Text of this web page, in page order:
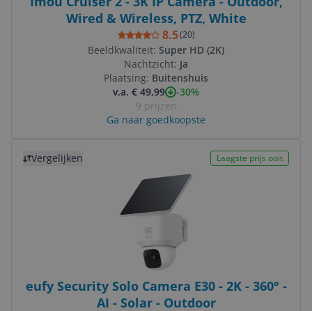
Wired & Wireless, PTZ, White
8.5(20)
Beeldkwaliteit: Super HD (2K)
Nachtzicht: Ja
Plaatsing: Buitenshuis
v.a. € 49,99
-30%
9 prijzen
Ga naar goedkoopste
Vergelijken Laagste prijs ooit
eufy Security Solo Camera E30 - 2K - 360° -
AI - Solar - Outdoor